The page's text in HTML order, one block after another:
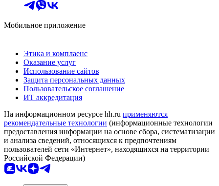
Мобильное приложение
Этика и комплаенс
Оказание услуг
Использование сайтов
Защита персональных данных
Пользовательское соглашение
ИТ аккредитация
На информационном ресурсе hh.ru применяются
рекомендательные технологии (информационные технологии
предоставления информации на основе сбора, систематизации
и анализа сведений, относящихся к предпочтениям
пользователей сети «Интернет», находящихся на территории
Российской Федерации)